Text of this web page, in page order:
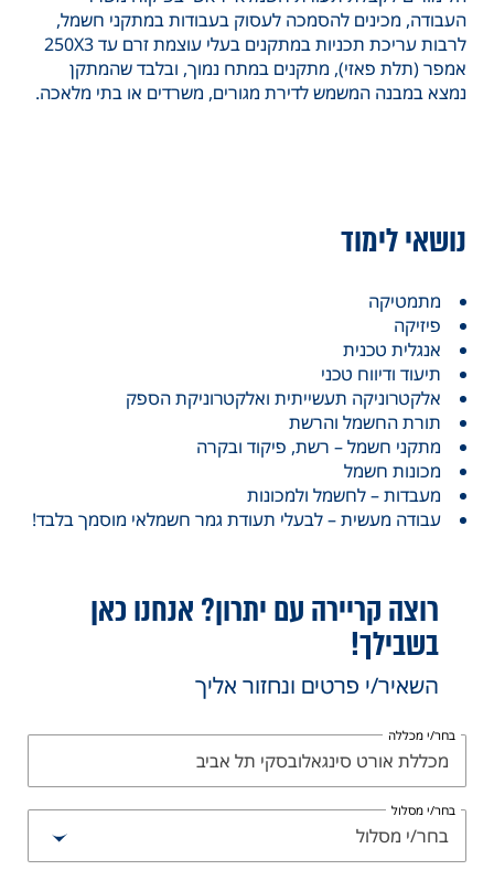
העבודה, מכינים להסמכה לעסוק בעבודות במתקני חשמל,
לרבות עריכת תכניות במתקנים בעלי עוצמת זרם עד 250X3
אמפר (תלת פאזי), מתקנים במתח נמוך, ובלבד שהמתקן
נמצא במבנה המשמש לדירת מגורים, משרדים או בתי מלאכה.
נושאי לימוד
מתמטיקה
פיזיקה
אנגלית טכנית
תיעוד ודיווח טכני
אלקטרוניקה תעשייתית ואלקטרוניקת הספק
תורת החשמל והרשת
מתקני חשמל – רשת, פיקוד ובקרה
מכונות חשמל
מעבדות – לחשמל ולמכונות
עבודה מעשית – לבעלי תעודת גמר חשמלאי מוסמך בלבד!
רוצה קריירה עם יתרון? אנחנו כאן
בשבילך!
השאיר/י פרטים ונחזור אליך
בחר/י מכללה
מכללת אורט סינגאלובסקי תל אביב
בחר/י מסלול
בחר/י מסלול